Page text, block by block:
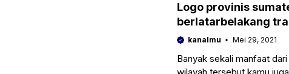
Logo provinis
berlatarbelakang
kanalmu Mei 29, 2021
Banyak sekali manfaat